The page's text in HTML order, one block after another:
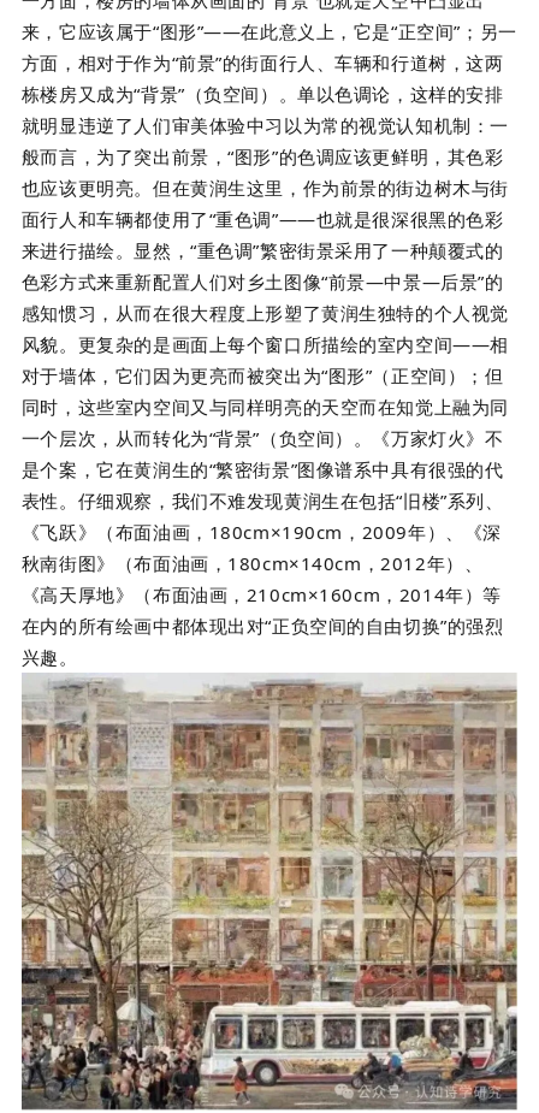
来，它应该属于“图形”——在此意义上，它是“正空间”；另一
方面，相对于作为“前景”的街面行人、车辆和行道树，这两
栋楼房又成为“背景”（负空间）。单以色调论，这样的安排
就明显违逆了人们审美体验中习以为常的视觉认知机制：一
般而言，为了突出前景，“图形”的色调应该更鲜明，其色彩
也应该更明亮。但在黄润生这里，作为前景的街边树木与街
面行人和车辆都使用了“重色调”——也就是很深很黑的色彩
来进行描绘。显然，“重色调”繁密街景采用了一种颠覆式的
色彩方式来重新配置人们对乡土图像“前景—中景—后景”的
感知惯习，从而在很大程度上形塑了黄润生独特的个人视觉
风貌。更复杂的是画面上每个窗口所描绘的室内空间——相
对于墙体，它们因为更亮而被突出为“图形”（正空间）；但
同时，这些室内空间又与同样明亮的天空而在知觉上融为同
一个层次，从而转化为“背景”（负空间）。《万家灯火》不
是个案，它在黄润生的“繁密街景”图像谱系中具有很强的代
表性。仔细观察，我们不难发现黄润生在包括“旧楼”系列、
《飞跃》（布面油画，180cm×190cm，2009年）、《深
秋南街图》（布面油画，180cm×140cm，2012年）、
《高天厚地》（布面油画，210cm×160cm，2014年）等
在内的所有绘画中都体现出对“正负空间的自由切换”的强烈
兴趣。